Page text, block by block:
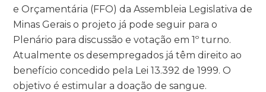
e Orçamentária (FFO) da Assembleia Legislativa de
Minas Gerais o projeto já pode seguir para o
Plenário para discussão e votação em 1º turno.
Atualmente os desempregados já têm direito ao
benefício concedido pela Lei 13.392 de 1999. O
objetivo é estimular a doação de sangue.